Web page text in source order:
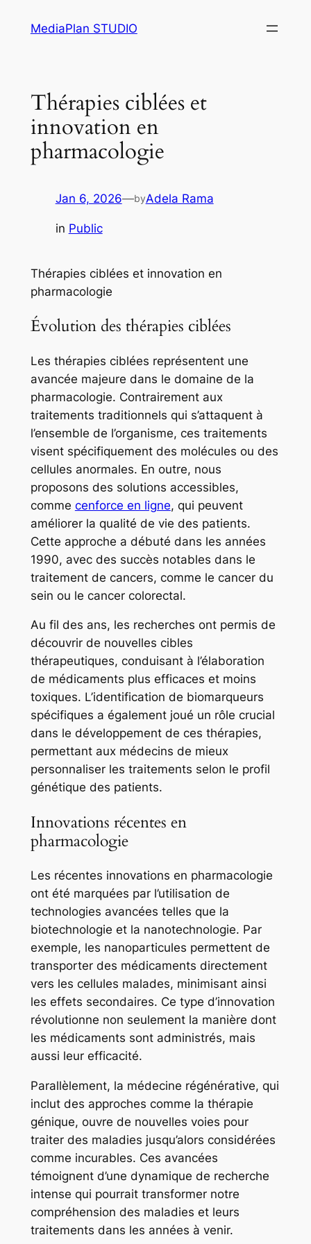
MediaPlan STUDIO
Thérapies ciblées et
innovation en
pharmacologie
Jan 6, 2026—byAdela Rama
in Public
Thérapies ciblées et innovation en
pharmacologie
Évolution des thérapies ciblées
Les thérapies ciblées représentent une
avancée majeure dans le domaine de la
pharmacologie. Contrairement aux
traitements traditionnels qui s’attaquent à
l’ensemble de l’organisme, ces traitements
visent spécifiquement des molécules ou des
cellules anormales. En outre, nous
proposons des solutions accessibles,
comme cenforce en ligne, qui peuvent
améliorer la qualité de vie des patients.
Cette approche a débuté dans les années
1990, avec des succès notables dans le
traitement de cancers, comme le cancer du
sein ou le cancer colorectal.
Au fil des ans, les recherches ont permis de
découvrir de nouvelles cibles
thérapeutiques, conduisant à l’élaboration
de médicaments plus efficaces et moins
toxiques. L’identification de biomarqueurs
spécifiques a également joué un rôle crucial
dans le développement de ces thérapies,
permettant aux médecins de mieux
personnaliser les traitements selon le profil
génétique des patients.
Innovations récentes en
pharmacologie
Les récentes innovations en pharmacologie
ont été marquées par l’utilisation de
technologies avancées telles que la
biotechnologie et la nanotechnologie. Par
exemple, les nanoparticules permettent de
transporter des médicaments directement
vers les cellules malades, minimisant ainsi
les effets secondaires. Ce type d’innovation
révolutionne non seulement la manière dont
les médicaments sont administrés, mais
aussi leur efficacité.
Parallèlement, la médecine régénérative, qui
inclut des approches comme la thérapie
génique, ouvre de nouvelles voies pour
traiter des maladies jusqu’alors considérées
comme incurables. Ces avancées
témoignent d’une dynamique de recherche
intense qui pourrait transformer notre
compréhension des maladies et leurs
traitements dans les années à venir.